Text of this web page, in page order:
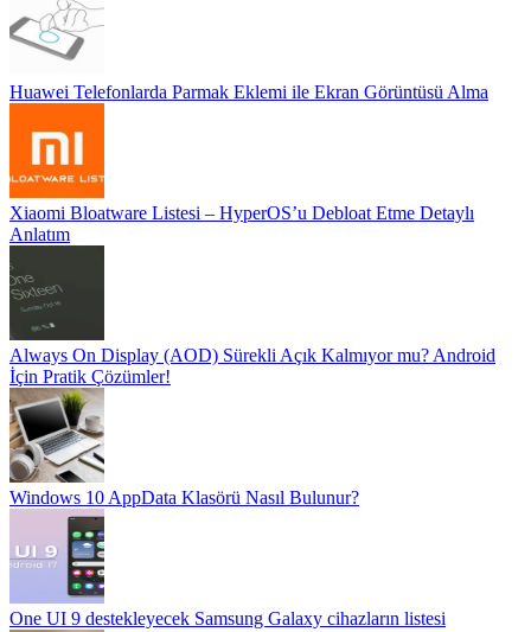
Huawei Telefonlarda Parmak Eklemi ile Ekran Görüntüsü Alma
Xiaomi Bloatware Listesi – HyperOS’u Debloat Etme Detaylı
Anlatım
Always On Display (AOD) Sürekli Açık Kalmıyor mu? Android
İçin Pratik Çözümler!
Windows 10 AppData Klasörü Nasıl Bulunur?
One UI 9 destekleyecek Samsung Galaxy cihazların listesi